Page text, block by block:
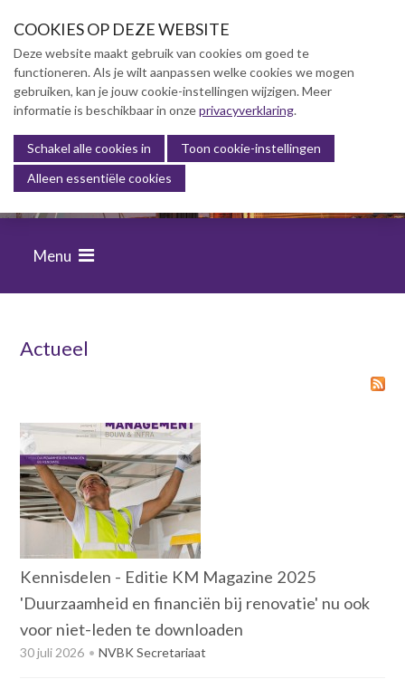
o
v
i
g
a
t
i
n
J
u
p
t
FINANCIËLE BEHEERSING VAN
BOUWPROJECTEN
Menu
Actueel
Kennisdelen - Editie KM Magazine 2025
'Duurzaamheid en financiën bij renovatie' nu ook
voor niet-leden te downloaden
30 juli 2026 NVBK Secretariaat
Over NVBK
NVBK Leden
Lidmaatschap
Kennisbank
Contact
Zoek
Inloggen
COOKIES OP DEZE WEBSITE
Deze website maakt gebruik van cookies om goed te
functioneren. Als je wilt aanpassen welke cookies we mogen
gebruiken, kan je jouw cookie-instellingen wijzigen. Meer
informatie is beschikbaar in onzeprivacyverklaring.
Schakel alle cookies in
Toon cookie-instellingen
Alleen essentiële cookies